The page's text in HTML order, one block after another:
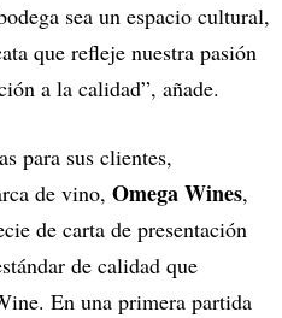
sea un espacio cultural,
que refleje nuestra pasión
a la calidad”, añade.
para sus clientes,
de vino, Omega Wines,
de carta de presentación
de calidad que
En una primera partida